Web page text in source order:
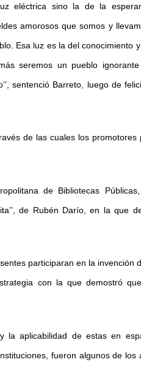
eléctrica sino la de la
amorosos que somos y
Esa luz es la del conocimiento
seremos un pueblo
sentenció Barreto, luego de
de las cuales los promotores
de Bibliotecas
de Rubén Darío, en la que
participaran en la invención
con la que demostró
la aplicabilidad de estas en
fueron algunos de los